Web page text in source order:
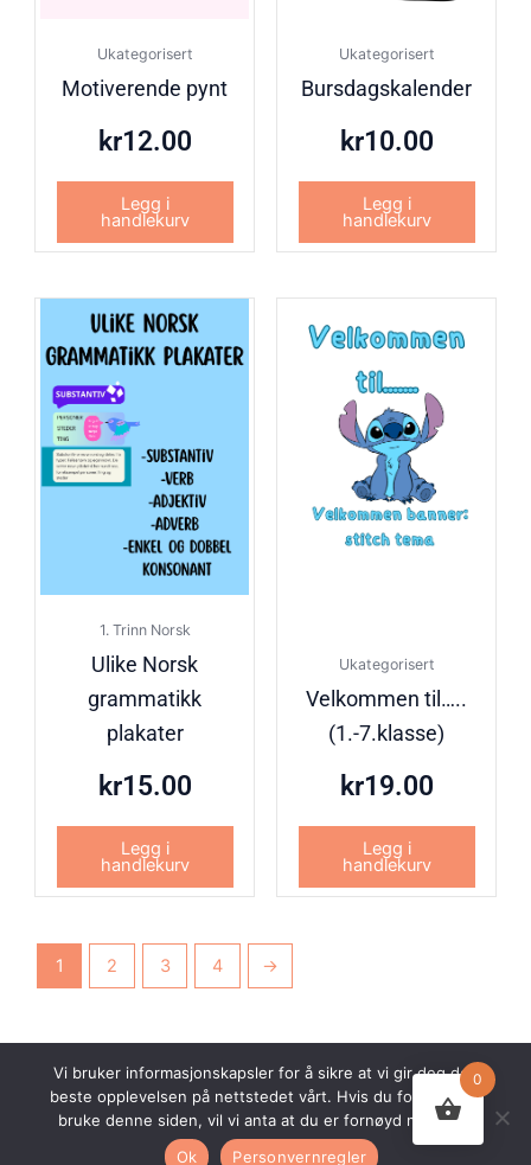
Ukategorisert
Motiverende pynt
kr12.00
Legg i
handlekurv
Ukategorisert
Bursdagskalender
kr10.00
Legg i
handlekurv
1. Trinn Norsk
Ulike Norsk
grammatikk
plakater
kr15.00
Legg i
handlekurv
Ukategorisert
Velkommen til…..
(1.-7.klasse)
kr19.00
Legg i
handlekurv
1 2 3 4 →
© 2026 Undervisningsbyen AS. Alle rettigheter forbeholdt.
Nettsiden er utviklet avWebco AS.
0
Vi bruker informasjonskapsler for å sikre at vi gir deg den
beste opplevelsen på nettstedet vårt. Hvis du fortsetter å
bruke denne siden, vil vi anta at du er fornøyd med det.
Ok
Personvernregler